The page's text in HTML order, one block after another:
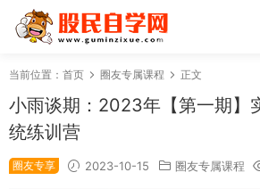
当前位置： 首页 圈友专属课程 正文
小雨谈期：2023年【第一期】
统练训‬营
圈友专享 2023-10-15 圈友专属课程